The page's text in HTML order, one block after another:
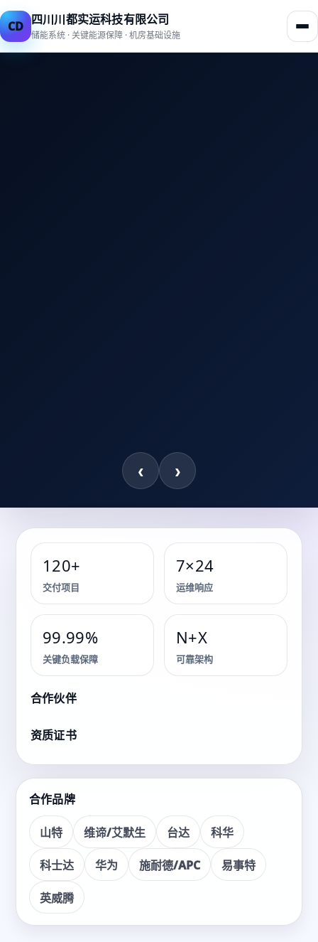
CD 四川川都实运科技有限公司
储能系统 · 关键能源保障 · 机房基础设施
储能系统 · 关键能源保障 · 机房基础设施
关键能源保障与储能系统
解决方案
面向各类关键业务场景，提供咨询、交付、运维的一体化
服务。
看产品
‹ ›
120+
交付项目
7×24
运维响应
99.99%
关键负载保障
N+X
可靠架构
合作伙伴
资质证书
合作品牌
山特 维谛/艾默生 台达 科华
科士达 华为 施耐德/APC 易事特
英威腾